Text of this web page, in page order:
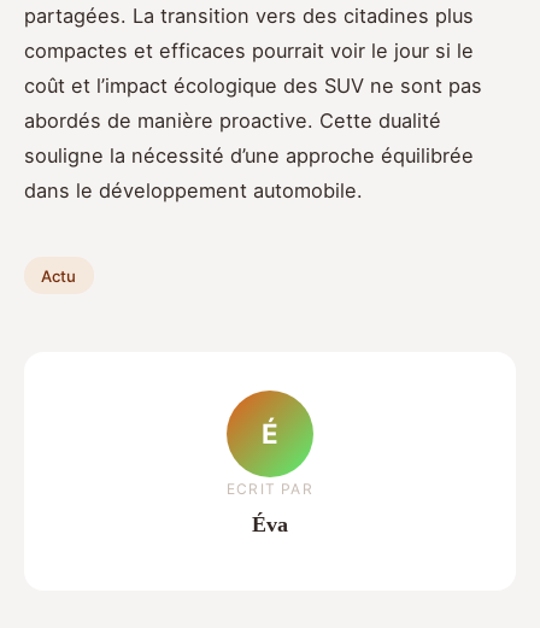
partagées. La transition vers des citadines plus
compactes et efficaces pourrait voir le jour si le
coût et l’impact écologique des SUV ne sont pas
abordés de manière proactive. Cette dualité
souligne la nécessité d’une approche équilibrée
dans le développement automobile.
Actu
É
ECRIT PAR
Éva